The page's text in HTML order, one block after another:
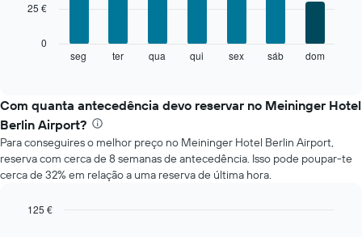
meses
abcissa.
o
preço
médio
de
um
ordenada
bars.
o
preço
médio
de
um
quarto
cada
seg ter qua qui sex sáb dom
0
25 €
Com quanta antecedência devo reservar no Meininger Hotel
Berlin Airport?
Para conseguires o melhor preço no Meininger Hotel Berlin Airport,
reserva com cerca de 8 semanas de antecedência. Isso pode poupar-te
cerca de 32% em relação a uma reserva de última hora.
125 €